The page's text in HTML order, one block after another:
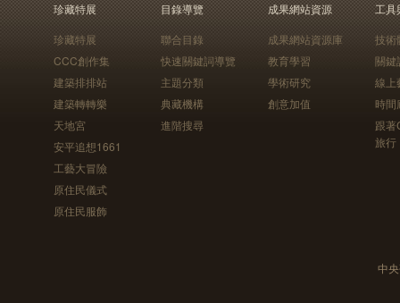
珍藏特展
珍藏特展
CCC創作集
建築排排站
建築轉轉樂
天地宮
安平追想1661
工藝大冒險
原住民儀式
原住民服飾
目錄導覽
聯合目錄
快速關鍵詞導覽
主題分類
典藏機構
進階搜尋
成果網站資源
成果網站資源庫
教育學習
學術研究
創意加值
工具
技術
關鍵
線上
時間
跟
旅行
中